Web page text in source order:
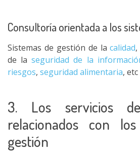
Consultoría orientada a los
Sistemas de gestión de lacalidad,
de laseguridad de la
riesgos, seguridad alimentaria, etc
3. Los servicios
relacionados con
gestión